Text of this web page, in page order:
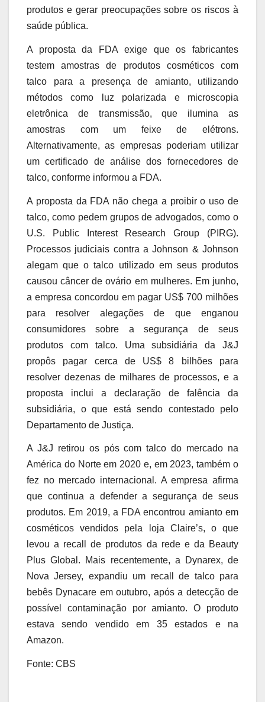
produtos e gerar preocupações sobre os riscos à
saúde pública.
A proposta da FDA exige que os fabricantes
testem amostras de produtos cosméticos com
talco para a presença de amianto, utilizando
métodos como luz polarizada e microscopia
eletrônica de transmissão, que ilumina as
amostras com um feixe de elétrons.
Alternativamente, as empresas poderiam utilizar
um certificado de análise dos fornecedores de
talco, conforme informou a FDA.
A proposta da FDA não chega a proibir o uso de
talco, como pedem grupos de advogados, como o
U.S. Public Interest Research Group (PIRG).
Processos judiciais contra a Johnson & Johnson
alegam que o talco utilizado em seus produtos
causou câncer de ovário em mulheres. Em junho,
a empresa concordou em pagar US$ 700 milhões
para resolver alegações de que enganou
consumidores sobre a segurança de seus
produtos com talco. Uma subsidiária da J&J
propôs pagar cerca de US$ 8 bilhões para
resolver dezenas de milhares de processos, e a
proposta inclui a declaração de falência da
subsidiária, o que está sendo contestado pelo
Departamento de Justiça.
A J&J retirou os pós com talco do mercado na
América do Norte em 2020 e, em 2023, também o
fez no mercado internacional. A empresa afirma
que continua a defender a segurança de seus
produtos. Em 2019, a FDA encontrou amianto em
cosméticos vendidos pela loja Claire’s, o que
levou a recall de produtos da rede e da Beauty
Plus Global. Mais recentemente, a Dynarex, de
Nova Jersey, expandiu um recall de talco para
bebês Dynacare em outubro, após a detecção de
possível contaminação por amianto. O produto
estava sendo vendido em 35 estados e na
Amazon.
Fonte: CBS